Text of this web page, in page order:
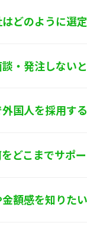
どのように選
・発注しない
国人を採用す
どこまでサポ
額感を知りた